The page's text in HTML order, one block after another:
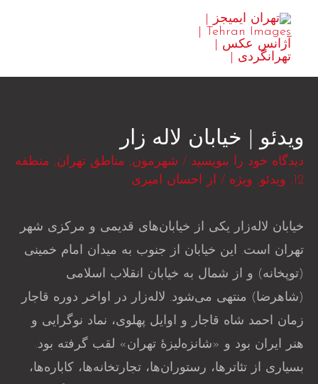
محتوا
ویدئو | خیابان لاله زار
دیدگاه‌ خود را بنویسید / شهرمون, مناطق تهران, منطقه
12
, ویدئو, ویژه / از احسان امیری
خیابان لاله‌زار یکی از خیابان‌های قدیمی و مرکزی شهر
تهران است. این خیابان از جنوب به میدان امام خمینی
(توپخانه) و از شمال به خیابان انقلاب اسلامی
(شاهرضا) منتهی می‌شود. لاله‌زار در اواخر دوره قاجار
زمان احمد شاه قاجار و اوایل پهلوی، نماد نوگرایی و
هنر ایران بود و «شانزه‌لیزهٔ تهران» لقب گرفته بود.
بسیاری از تئاترها، رستوران‌ها، تجارتخانه‌ها، کاباره‌ها،